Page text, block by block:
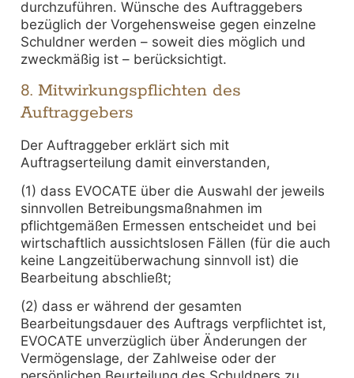
durchzuführen. Wünsche des Auftraggebers
bezüglich der Vorgehensweise gegen einzelne
Schuldner werden – soweit dies möglich und
zweckmäßig ist – berücksichtigt.
8. Mitwirkungspflichten des
Auftraggebers
Der Auftraggeber erklärt sich mit
Auftragserteilung damit einverstanden,
(1) dass EVOCATE über die Auswahl der jeweils
sinnvollen Betreibungsmaßnahmen im
pflichtgemäßen Ermessen entscheidet und bei
wirtschaftlich aussichtslosen Fällen (für die auch
keine Langzeitüberwachung sinnvoll ist) die
Bearbeitung abschließt;
(2) dass er während der gesamten
Bearbeitungsdauer des Auftrags verpflichtet ist,
EVOCATE unverzüglich über Änderungen der
Vermögenslage, der Zahlweise oder der